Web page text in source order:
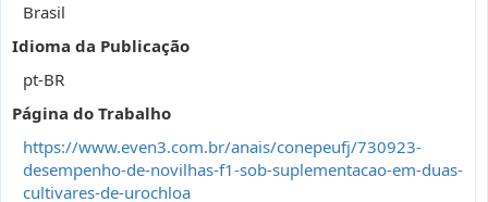
Brasil
Idioma da Publicação
pt-BR
Página do Trabalho
https://www.even3.com.br/anais/conepeufj/730923-
desempenho-de-novilhas-f1-sob-suplementacao-em-duas-
cultivares-de-urochloa